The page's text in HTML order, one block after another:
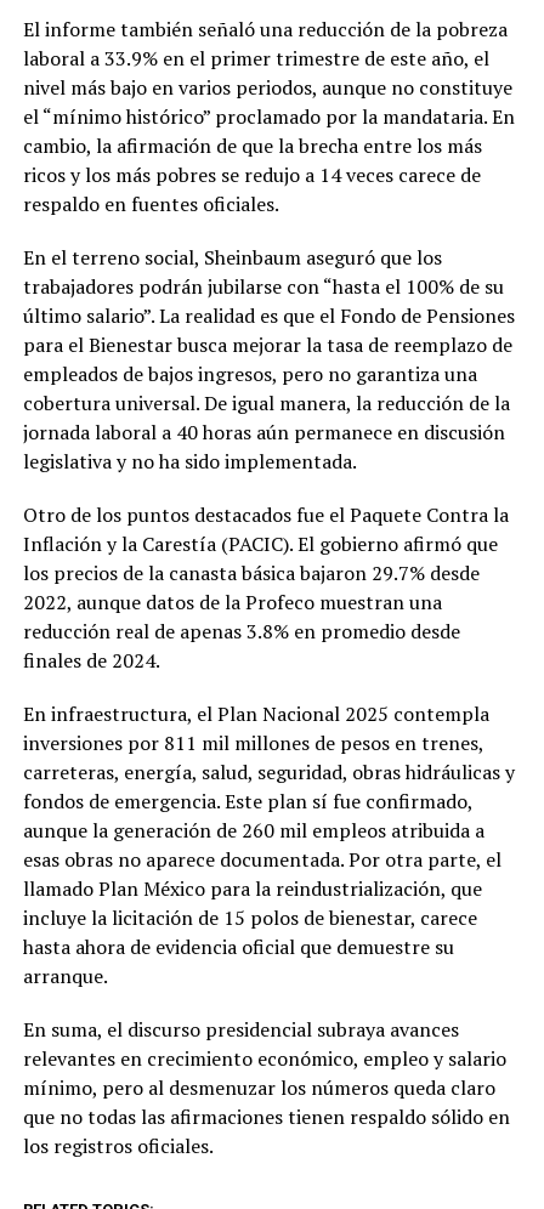
El informe también señaló una reducción de la pobreza
laboral a 33.9% en el primer trimestre de este año, el
nivel más bajo en varios periodos, aunque no constituye
el “mínimo histórico” proclamado por la mandataria. En
cambio, la afirmación de que la brecha entre los más
ricos y los más pobres se redujo a 14 veces carece de
respaldo en fuentes oficiales.
En el terreno social, Sheinbaum aseguró que los
trabajadores podrán jubilarse con “hasta el 100% de su
último salario”. La realidad es que el Fondo de Pensiones
para el Bienestar busca mejorar la tasa de reemplazo de
empleados de bajos ingresos, pero no garantiza una
cobertura universal. De igual manera, la reducción de la
jornada laboral a 40 horas aún permanece en discusión
legislativa y no ha sido implementada.
Otro de los puntos destacados fue el Paquete Contra la
Inflación y la Carestía (PACIC). El gobierno afirmó que
los precios de la canasta básica bajaron 29.7% desde
2022, aunque datos de la Profeco muestran una
reducción real de apenas 3.8% en promedio desde
finales de 2024.
En infraestructura, el Plan Nacional 2025 contempla
inversiones por 811 mil millones de pesos en trenes,
carreteras, energía, salud, seguridad, obras hidráulicas y
fondos de emergencia. Este plan sí fue confirmado,
aunque la generación de 260 mil empleos atribuida a
esas obras no aparece documentada. Por otra parte, el
llamado Plan México para la reindustrialización, que
incluye la licitación de 15 polos de bienestar, carece
hasta ahora de evidencia oficial que demuestre su
arranque.
En suma, el discurso presidencial subraya avances
relevantes en crecimiento económico, empleo y salario
mínimo, pero al desmenuzar los números queda claro
que no todas las afirmaciones tienen respaldo sólido en
los registros oficiales.